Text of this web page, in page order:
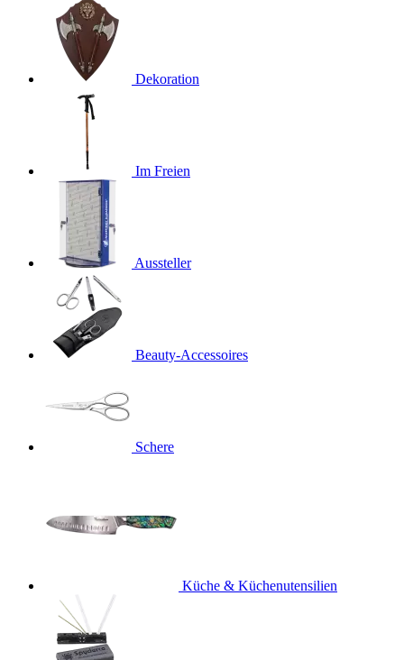
Dekoration
Im Freien
Aussteller
Beauty-Accessoires
Schere
Küche & Küchenutensilien